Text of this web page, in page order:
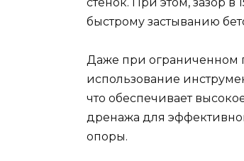
быстрому застыванию
Даже при ограниченном
использование
что обеспечивает
дренажа для
опоры.